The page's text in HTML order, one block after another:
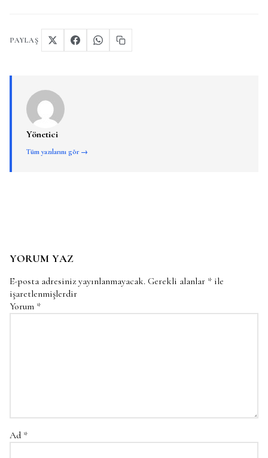
PAYLAŞ
Yönetici
Tüm yazılarını gör →
YORUM YAZ
E-posta adresiniz yayınlanmayacak. Gerekli alanlar * ile
işaretlenmişlerdir
Yorum *
Ad *